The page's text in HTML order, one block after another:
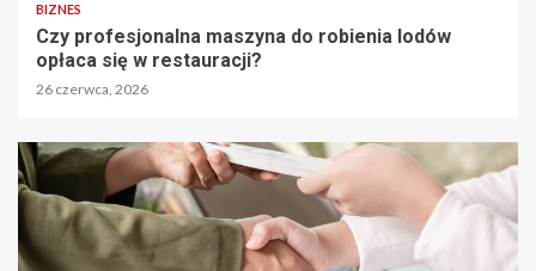
BIZNES
Czy profesjonalna maszyna do robienia lodów
opłaca się w restauracji?
26 czerwca, 2026